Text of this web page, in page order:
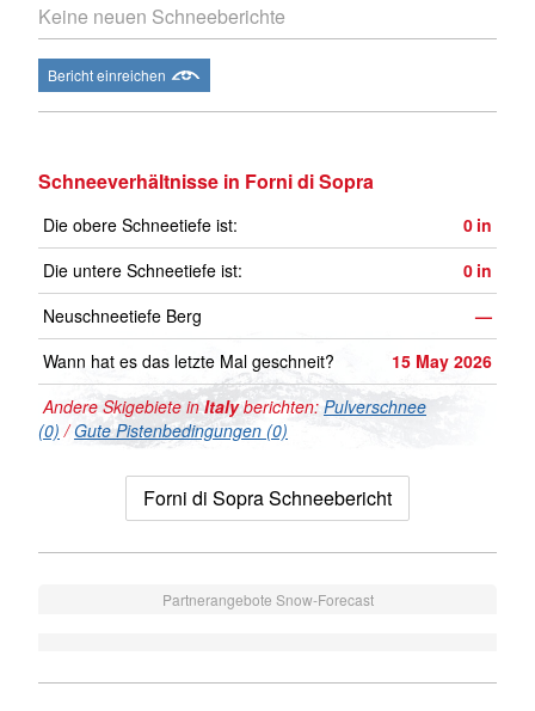
Keine neuen Schneeberichte
Bericht einreichen
Schneeverhältnisse in Forni di Sopra
Die obere Schneetiefe ist: 0 in
Die untere Schneetiefe ist:
0 in
Neuschneetiefe Berg
—
Wann hat es das letzte Mal geschneit?
15 May 2026
Andere Skigebiete inItalyberichten: Pulverschnee
(0) /Gute Pistenbedingungen (0)
Forni di Sopra Schneebericht
Partnerangebote Snow-Forecast